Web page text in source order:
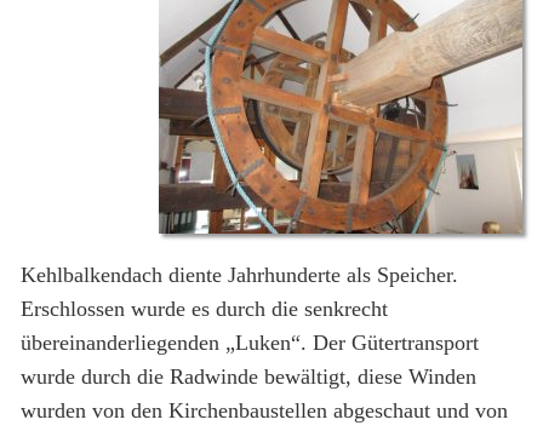
Kehlbalkendach diente Jahrhunderte als Speicher.
Erschlossen wurde es durch die senkrecht
übereinanderliegenden „Luken“. Der Gütertransport
wurde durch die Radwinde bewältigt, diese Winden
wurden von den Kirchenbaustellen abgeschaut und von